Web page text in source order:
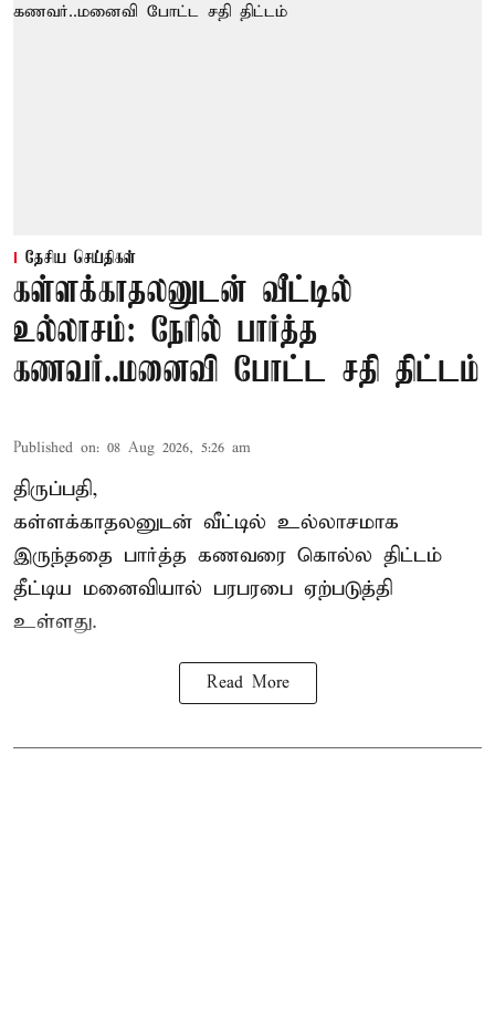
தேசிய செய்திகள்
கள்ளக்காதலனுடன் வீட்டில்
உல்லாசம்: நேரில் பார்த்த
கணவர்..மனைவி போட்ட சதி திட்டம்
Published on: 08 Aug 2026, 5:26 am
திருப்பதி,
கள்ளக்காதலனுடன் வீட்டில் உல்லாசமாக
இருந்ததை பார்த்த கணவரை கொல்ல திட்டம்
தீட்டிய மனைவியால் பரபரபை ஏற்படுத்தி
உள்ளது.
Read More